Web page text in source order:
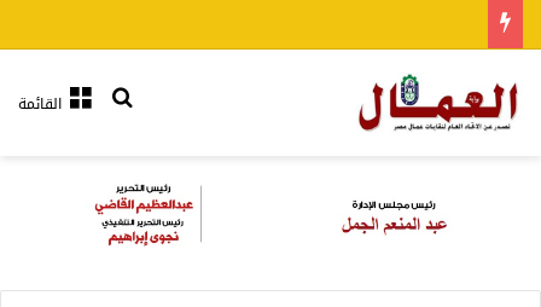
القائمةبحث عن